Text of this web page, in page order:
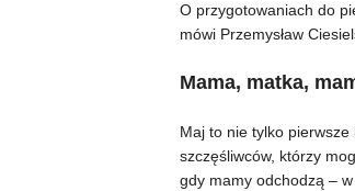
O przygotowaniach do
mówi Przemysław
Mama, matka,
Maj to nie tylko
szczęśliwców, którzy
gdy mamy odchodzą –